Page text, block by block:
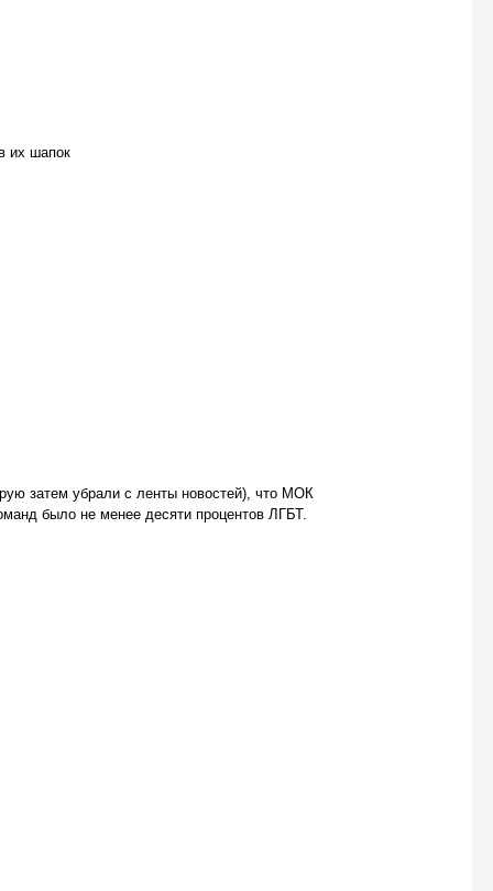
их шапок
затем убрали с ленты новостей), что МОК
было не менее десяти процентов ЛГБТ.